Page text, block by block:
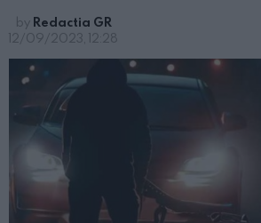
by Redactia GR
12/09/2023, 12:28